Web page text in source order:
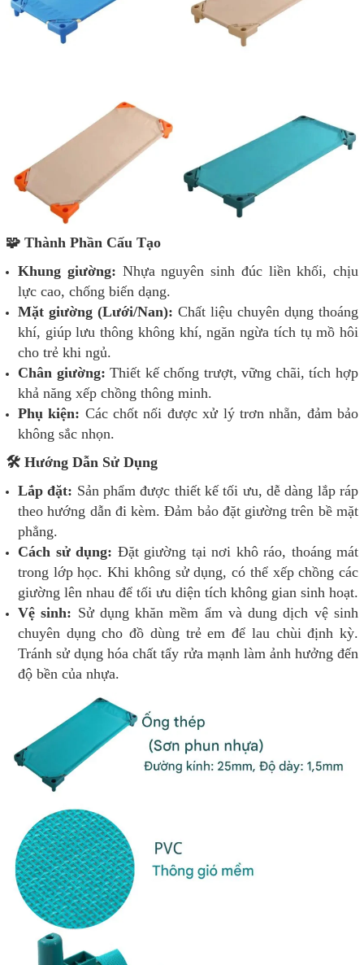
🧩 Thành Phần Cấu Tạo
Khung giường: Nhựa nguyên sinh đúc liền khối, chịu
lực cao, chống biến dạng.
Mặt giường (Lưới/Nan): Chất liệu chuyên dụng thoáng
khí, giúp lưu thông không khí, ngăn ngừa tích tụ mồ hôi
cho trẻ khi ngủ.
Chân giường: Thiết kế chống trượt, vững chãi, tích hợp
khả năng xếp chồng thông minh.
Phụ kiện: Các chốt nối được xử lý trơn nhẵn, đảm bảo
không sắc nhọn.
🛠️ Hướng Dẫn Sử Dụng
Lắp đặt: Sản phẩm được thiết kế tối ưu, dễ dàng lắp ráp
theo hướng dẫn đi kèm. Đảm bảo đặt giường trên bề mặt
phẳng.
Cách sử dụng: Đặt giường tại nơi khô ráo, thoáng mát
trong lớp học. Khi không sử dụng, có thể xếp chồng các
giường lên nhau để tối ưu diện tích không gian sinh hoạt.
Vệ sinh: Sử dụng khăn mềm ẩm và dung dịch vệ sinh
chuyên dụng cho đồ dùng trẻ em để lau chùi định kỳ.
Tránh sử dụng hóa chất tẩy rửa mạnh làm ảnh hưởng đến
độ bền của nhựa.